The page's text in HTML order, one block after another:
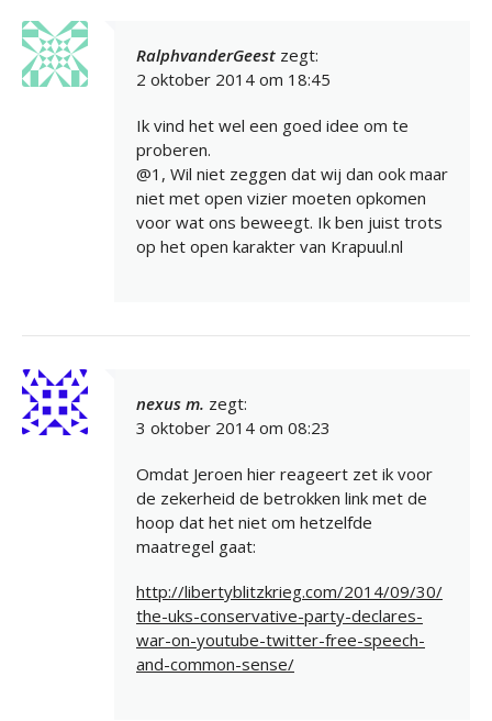
RalphvanderGeest zegt:
2 oktober 2014 om 18:45
Ik vind het wel een goed idee om te
proberen.
@1, Wil niet zeggen dat wij dan ook maar
niet met open vizier moeten opkomen
voor wat ons beweegt. Ik ben juist trots
op het open karakter van Krapuul.nl
nexus m. zegt:
3 oktober 2014 om 08:23
Omdat Jeroen hier reageert zet ik voor
de zekerheid de betrokken link met de
hoop dat het niet om hetzelfde
maatregel gaat:
http://libertyblitzkrieg.com/2014/09/30/
the-uks-conservative-party-declares-
war-on-youtube-twitter-free-speech-
and-common-sense/